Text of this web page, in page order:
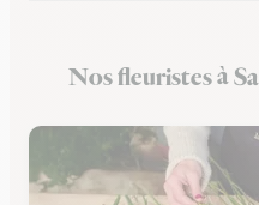
Nos fleuristes à